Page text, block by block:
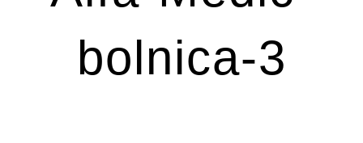
bolnica-3